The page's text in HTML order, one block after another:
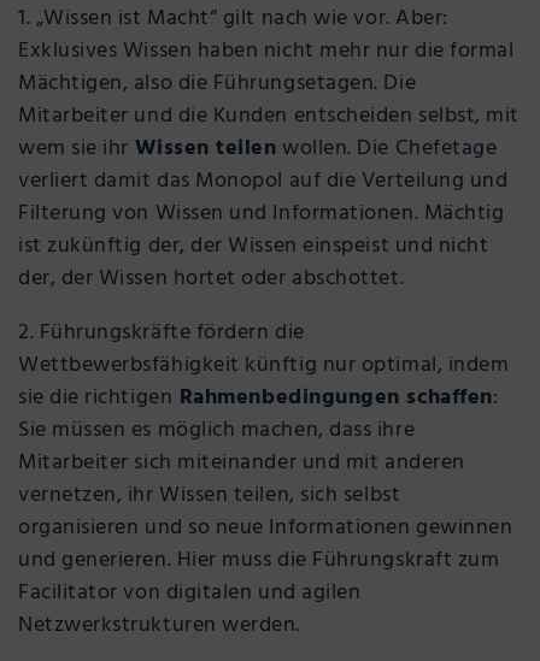
1. „Wissen ist Macht“ gilt nach wie vor. Aber:
Exklusives Wissen haben nicht mehr nur die formal
Mächtigen, also die Führungsetagen. Die
Mitarbeiter und die Kunden entscheiden selbst, mit
wem sie ihr Wissen teilenwollen. Die Chefetage
verliert damit das Monopol auf die Verteilung und
Filterung von Wissen und Informationen. Mächtig
ist zukünftig der, der Wissen einspeist und nicht
der, der Wissen hortet oder abschottet.
2. Führungskräfte fördern die
Wettbewerbsfähigkeit künftig nur optimal, indem
sie die richtigen Rahmenbedingungen schaffen:
Sie müssen es möglich machen, dass ihre
Mitarbeiter sich miteinander und mit anderen
vernetzen, ihr Wissen teilen, sich selbst
organisieren und so neue Informationen gewinnen
und generieren. Hier muss die Führungskraft zum
Facilitator von digitalen und agilen
Netzwerkstrukturen werden.